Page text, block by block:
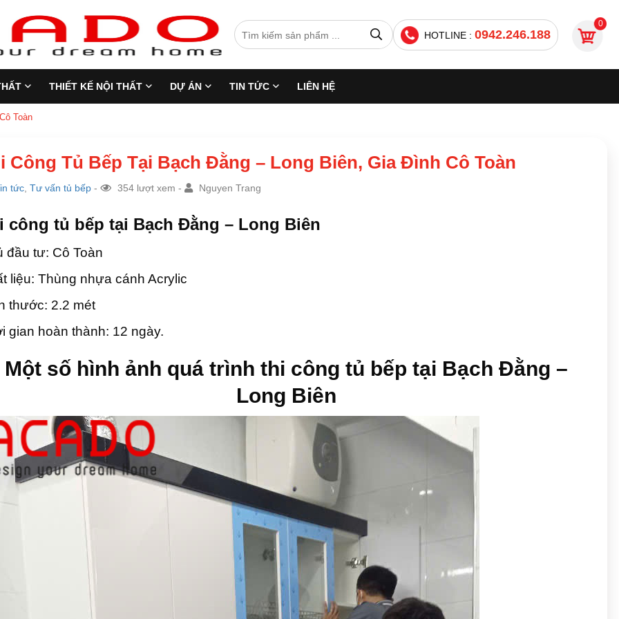
HOTLINE : 0942.246.188
0
THIẾT KẾ NỘI THẤT DỰ ÁN TIN TỨC LIÊN HỆ
Toàn
Công Tủ Bếp Tại Bạch Đằng – Long Biên, Gia Đình Cô Toàn
tức Tư vấn tủ bếp - 354 lượt xem - Nguyen Trang
công tủ bếp tại Bạch Đằng – Long Biên
đầu tư: Cô Toàn
liệu: Thùng nhựa cánh Acrylic
thước: 2.2 mét
gian hoàn thành: 12 ngày.
Một số hình ảnh quá trình thi công tủ bếp tại Bạch Đằng –
Long Biên